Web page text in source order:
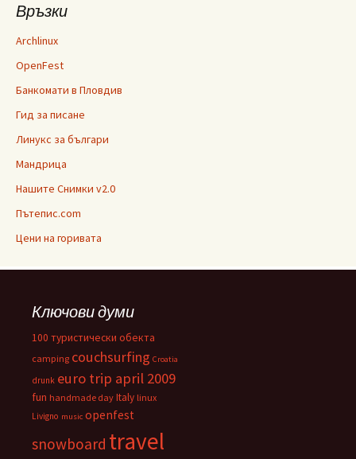
Връзки
Archlinux
OpenFest
Банкомати в Пловдив
Гид за писане
Линукс за българи
Мандрица
Нашите Снимки v2.0
Пътепис.com
Цени на горивата
Ключови думи
100 туристически обекта
camping couchsurfing Croatia
drunk euro trip april 2009
fun handmade day Italy linux
Livigno music openfest
snowboard travel